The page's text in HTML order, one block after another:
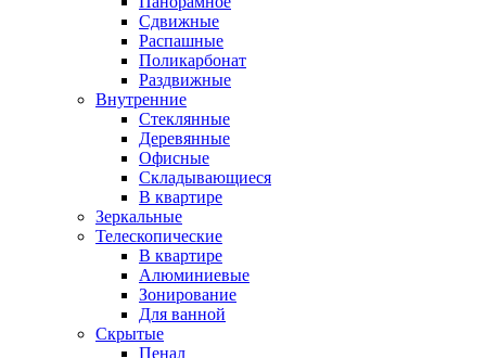
Сдвижные
Распашные
Поликарбонат
Раздвижные
Внутренние
Стеклянные
Деревянные
Офисные
Складывающиеся
В квартире
Зеркальные
Телескопические
В квартире
Алюминиевые
Зонирование
Для ванной
Скрытые
Пенал